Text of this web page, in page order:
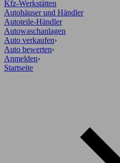
Kfz-Werkstätten
Autohäuser und Händler
Autoteile-Händler
Autowaschanlagen
Auto verkaufen›
Auto bewerten›
Anmelden›
Startseite